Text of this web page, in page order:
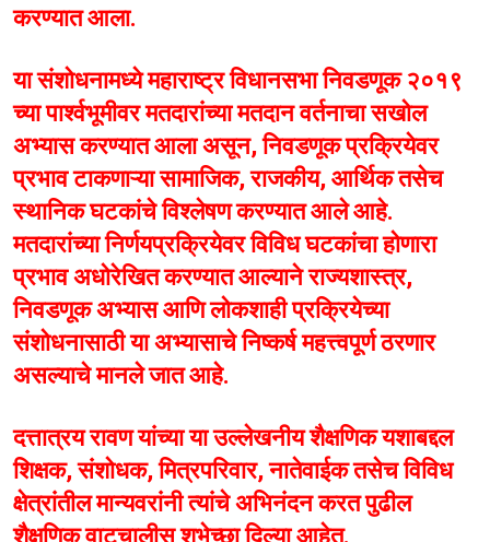
करण्यात आला.
या संशोधनामध्ये महाराष्ट्र विधानसभा निवडणूक २०१९
च्या पार्श्वभूमीवर मतदारांच्या मतदान वर्तनाचा सखोल
अभ्यास करण्यात आला असून, निवडणूक प्रक्रियेवर
प्रभाव टाकणाऱ्या सामाजिक, राजकीय, आर्थिक तसेच
स्थानिक घटकांचे विश्लेषण करण्यात आले आहे.
मतदारांच्या निर्णयप्रक्रियेवर विविध घटकांचा होणारा
प्रभाव अधोरेखित करण्यात आल्याने राज्यशास्त्र,
निवडणूक अभ्यास आणि लोकशाही प्रक्रियेच्या
संशोधनासाठी या अभ्यासाचे निष्कर्ष महत्त्वपूर्ण ठरणार
असल्याचे मानले जात आहे.
दत्तात्रय रावण यांच्या या उल्लेखनीय शैक्षणिक यशाबद्दल
शिक्षक, संशोधक, मित्रपरिवार, नातेवाईक तसेच विविध
क्षेत्रांतील मान्यवरांनी त्यांचे अभिनंदन करत पुढील
शैक्षणिक वाटचालीस शुभेच्छा दिल्या आहेत.